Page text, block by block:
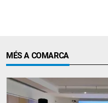
MÉS A COMARCA